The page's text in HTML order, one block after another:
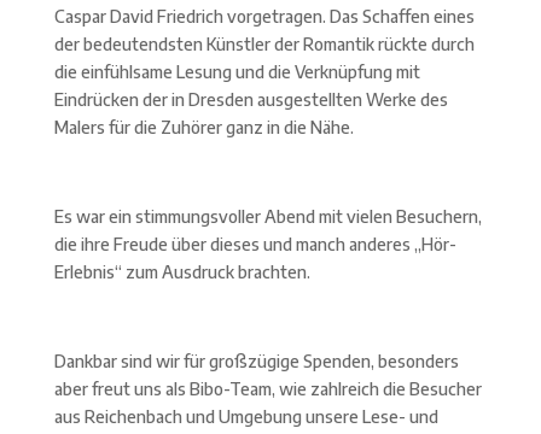
Caspar David Friedrich vorgetragen. Das Schaffen eines
der bedeutendsten Künstler der Romantik rückte durch
die einfühlsame Lesung und die Verknüpfung mit
Eindrücken der in Dresden ausgestellten Werke des
Malers für die Zuhörer ganz in die Nähe.
Es war ein stimmungsvoller Abend mit vielen Besuchern,
die ihre Freude über dieses und manch anderes „Hör-
Erlebnis“ zum Ausdruck brachten.
Dankbar sind wir für großzügige Spenden, besonders
aber freut uns als Bibo-Team, wie zahlreich die Besucher
aus Reichenbach und Umgebung unsere Lese- und